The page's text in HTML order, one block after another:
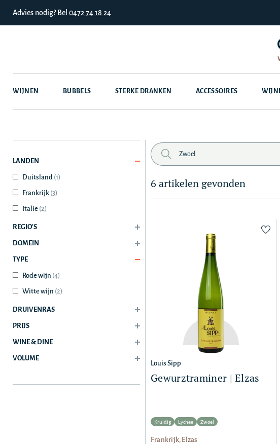
Advies nodig? Bel 0472 74 18 24
WIJNEN BUBBELS STERKE DRANKEN ACCESSOIRES
LANDEN
Duitsland (1)
Frankrijk (3)
Italië (2)
REGIO'S
DOMEIN
TYPE
Rode wijn (4)
Witte wijn (2)
DRUIVENRAS
PRIJS
WINE & DINE
VOLUME
6 artikelen gevonden
Louis Sipp
Gewurztraminer | Elzas
Kruidig Lychee Zwoel
Frankrijk, Elzas